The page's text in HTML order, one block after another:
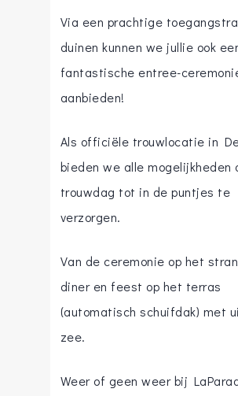
Via een prachtige
duinen kunnen we jullie ook
fantastische entree-
aanbieden!
Als officiële trouwlocatie in
bieden we alle mogelijkheden
trouwdag tot in de puntjes te
verzorgen.
Van de ceremonie op het
diner en feest op het terras
(automatisch schuifdak) met
zee.
Weer of geen weer bij